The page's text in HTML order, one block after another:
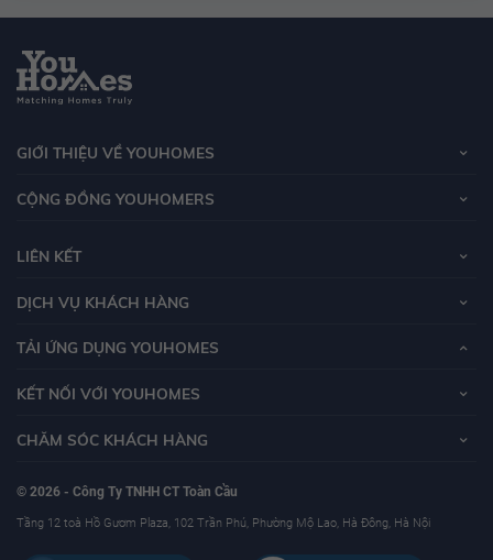
GIỚI THIỆU VỀ YOUHOMES
CỘNG ĐỒNG YOUHOMERS
LIÊN KẾT
DỊCH VỤ KHÁCH HÀNG
TẢI ỨNG DỤNG YOUHOMES
KẾT NỐI VỚI YOUHOMES
CHĂM SÓC KHÁCH HÀNG
© 2026 - Công Ty TNHH CT Toàn Cầu
Tầng 12 toà Hồ Gươm Plaza, 102 Trần Phú, Phường Mộ Lao, Hà Đông, Hà Nội